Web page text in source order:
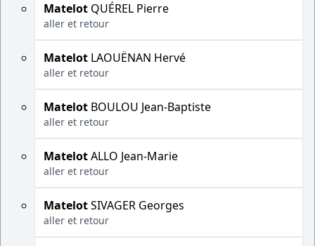
Matelot QUÉREL Pierre
aller et retour
Matelot LAOUËNAN Hervé
aller et retour
Matelot BOULOU Jean-Baptiste
aller et retour
MatelotALLO Jean-Marie
aller et retour
MatelotSIVAGER Georges
aller et retour